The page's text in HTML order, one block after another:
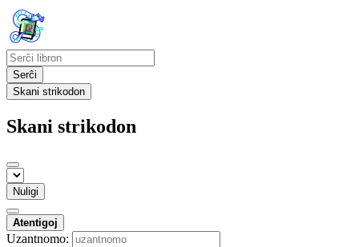
Serĉi
Skani strikodon
Skani strikodon
Nuligi
Atentigoj
Uzantnomo: